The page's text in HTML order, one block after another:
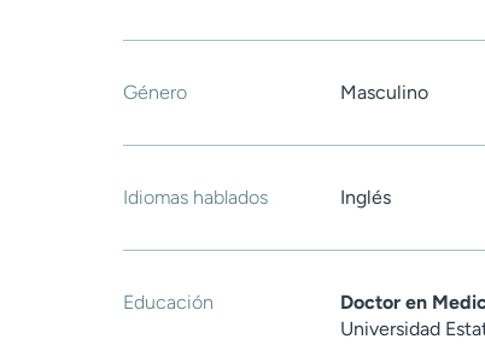
Género Masculino
Idiomas hablados Inglés
Educación
Doctor en
Universidad